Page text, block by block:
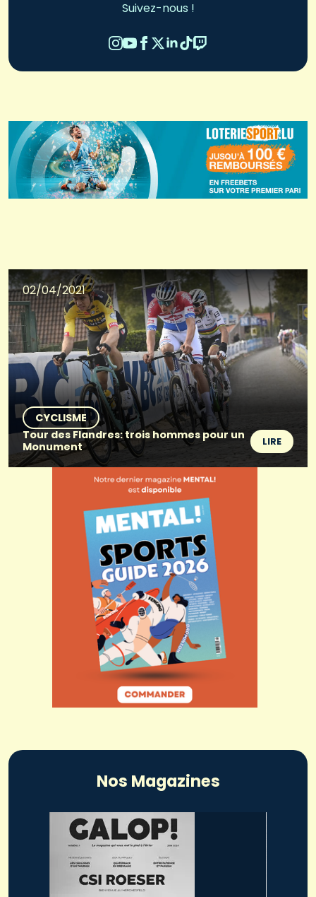
Suivez-nous !
02/04/2021
CYCLISME
Tour des Flandres: trois hommes pour un
Monument
LIRE
Nos Magazines